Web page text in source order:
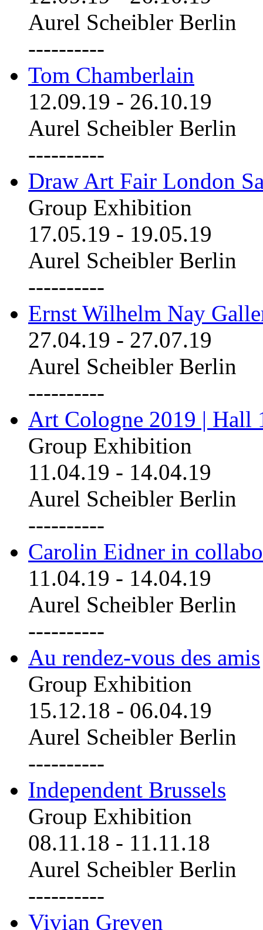
Aurel Scheibler Berlin
----------
Tom Chamberlain
12.09.19 - 26.10.19
Aurel Scheibler Berlin
----------
Draw Art Fair London
Group Exhibition
17.05.19 - 19.05.19
Aurel Scheibler Berlin
----------
Ernst Wilhelm Nay
27.04.19 - 27.07.19
Aurel Scheibler Berlin
----------
Art Cologne 2019 | Hall
Group Exhibition
11.04.19 - 14.04.19
Aurel Scheibler Berlin
----------
Carolin Eidner in
11.04.19 - 14.04.19
Aurel Scheibler Berlin
----------
Au rendez-vous des amis
Group Exhibition
15.12.18 - 06.04.19
Aurel Scheibler Berlin
----------
Independent Brussels
Group Exhibition
08.11.18 - 11.11.18
Aurel Scheibler Berlin
----------
Vivian Greven